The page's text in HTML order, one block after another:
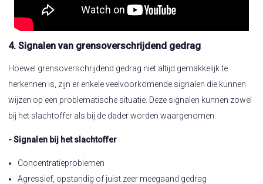
4. Signalen van grensoverschrijdend gedrag
Hoewel grensoverschrijdend gedrag niet altijd gemakkelijk te
herkennen is, zijn er enkele veelvoorkomende signalen die kunnen
wijzen op een problematische situatie. Deze signalen kunnen zowel
bij het slachtoffer als bij de dader worden waargenomen.
- Signalen bij het slachtoffer
Concentratieproblemen
Agressief, opstandig of juist zeer meegaand gedrag